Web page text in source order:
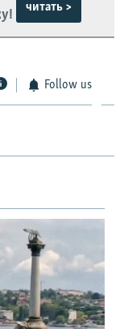
читать >
Follow us